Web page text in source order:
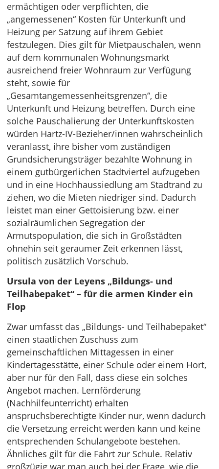
ermächtigen oder verpflichten, die
„angemessenen“ Kosten für Unterkunft und
Heizung per Satzung auf ihrem Gebiet
festzulegen. Dies gilt für Mietpauschalen, wenn
auf dem kommunalen Wohnungsmarkt
ausreichend freier Wohnraum zur Verfügung
steht, sowie für
„Gesamtangemessenheitsgrenzen“, die
Unterkunft und Heizung betreffen. Durch eine
solche Pauschalierung der Unterkunftskosten
würden Hartz-IV-Bezieher/innen wahrscheinlich
veranlasst, ihre bisher vom zuständigen
Grundsicherungsträger bezahlte Wohnung in
einem gutbürgerlichen Stadtviertel aufzugeben
und in eine Hochhaussiedlung am Stadtrand zu
ziehen, wo die Mieten niedriger sind. Dadurch
leistet man einer Gettoisierung bzw. einer
sozialräumlichen Segregation der
Armutspopulation, die sich in Großstädten
ohnehin seit geraumer Zeit erkennen lässt,
politisch zusätzlich Vorschub.
Ursula von der Leyens „Bildungs- und
Teilhabepaket“ – für die armen Kinder ein
Flop
Zwar umfasst das „Bildungs- und Teilhabepaket“
einen staatlichen Zuschuss zum
gemeinschaftlichen Mittagessen in einer
Kindertagesstätte, einer Schule oder einem Hort,
aber nur für den Fall, dass diese ein solches
Angebot machen. Lernförderung
(Nachhilfeunterricht) erhalten
anspruchsberechtigte Kinder nur, wenn dadurch
die Versetzung erreicht werden kann und keine
entsprechenden Schulangebote bestehen.
Ähnliches gilt für die Fahrt zur Schule. Relativ
großzügig war man auch bei der Frage, wie die